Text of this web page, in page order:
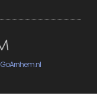
GoArnhem.nl